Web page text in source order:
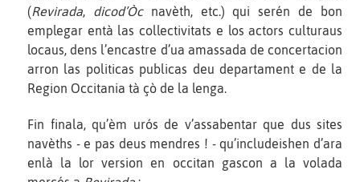
(Revirada, dicod’Òcnavèth, etc.) qui serén de bon
emplegar entà las collectivitats e los actors culturaus
locaus, dens l’encastre d’ua amassada de concertacion
arron las politicas publicas deu departament e de la
Region Occitania tà çò de la lenga.
Fin finala, qu’èm urós de v’assabentar que dus sites
navèths - e pas deus mendres ! - qu’includeishen d’ara
enlà la lor version en occitan gascon a la volada